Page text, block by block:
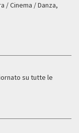
/ Cinema / Danza,
su tutte le